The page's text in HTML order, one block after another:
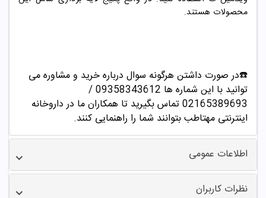
محصولات هستند.
☎️در صورت داشتن هرگونه سوال درباره خرید و مشاوره می
توانید با این شماره ها 09358343612 /
02165389693تماس بگیرید تا همکاران ما در داروخانه
اینترنتی مهتاطب بتوانند شما را راهنمایی کنند.
اطلاعات عمومی
نظرات کاربران